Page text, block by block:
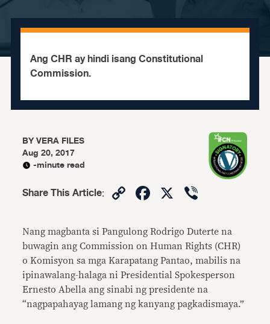
Ang CHR ay hindi isang Constitutional
Commission.
BYVERA FILES
Aug 20, 2017
-minute read
Share This Article: CopyFacebook
X
Nang magbanta si Pangulong Rodrigo Duterte na
buwagin ang Commission on Human Rights (CHR)
o Komisyon sa mga Karapatang Pantao, mabilis na
ipinawalang-halaga ni Presidential Spokesperson
Ernesto Abella ang sinabi ng presidente na
“nagpapahayag lamang ng kanyang pagkadismaya.”